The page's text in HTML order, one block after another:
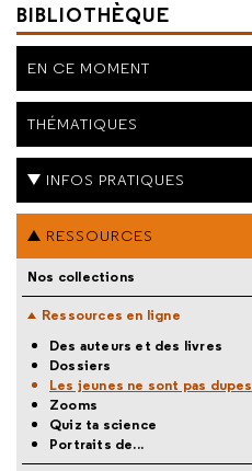
BIBLIOTHÈQUE
EN CE MOMENT
THÉMATIQUES
INFOS PRATIQUES
RESSOURCES
Nos collections
Ressources en ligne
Des auteurs et des livres
Dossiers
Les jeunes ne sont pas dupes
Zooms
Quiz ta science
Portraits de...